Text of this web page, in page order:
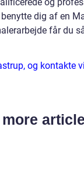
dig af en
får du
og kontakte
more